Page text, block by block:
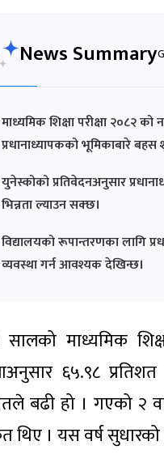
News Summary
माध्यमिक शिक्षा परीक्षा २०८२
प्रधानाध्यापकको भूमिकाबारे
युनेस्कोको प्रतिवेदनअनुसार
भिन्नता ल्याउन सक्छ।
विद्यालयको रूपान्तरणका लागि
व्यवस्था गर्न आवश्यक देखिन्छ।
सालको माध्यमिक
६५.९८
बढी हो । गएको २
थिए । यस वर्ष